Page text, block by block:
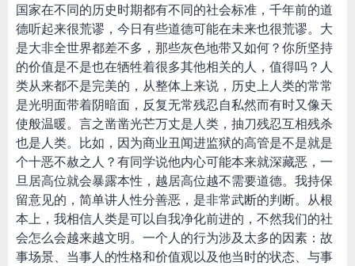
国家在不同的历史时期都有不同的社会标准，千年前的道
德听起来很荒谬，今日有些道德可能在未来也很荒谬。大
是大非全世界都差不多，那些灰色地带又如何？你所坚持
的价值是不是也在牺牲着很多其他相关的人，值得吗？人
类从来都不是完美的，从整体上来说，历史上人类的常常
是光明面带着阴暗面，反复无常残忍自私然而有时又像天
使般温暖。言之凿凿光芒万丈是人类，抽刀残忍互相残杀
也是人类。比如，因为商业丑闻进监狱的高管是不是就是
个十恶不赦之人？有同学说他内心可能本来就深藏恶，一
旦居高位就会暴露本性，越居高位越不需要道德。我持保
留意见的，简单讲人性分善恶，是非常武断的判断。从根
本上，我相信人类是可以自我净化前进的，不然我们的社
会怎么会越来越文明。一个人的行为涉及太多的因素：故
事场景、当事人的性格和价值观以及他当时的状态、与事